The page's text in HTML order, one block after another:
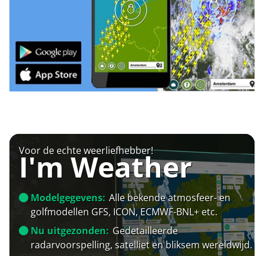
Voor de echte weerliefhebber!
I'm Weather
Modelgegevens: Alle bekende atmosfeer- en
golfmodellen GFS, ICON, ECMWF-BNL+ etc.
Nu uitgezonden: Gedetailleerde
radarvoorspelling, satelliet en bliksem wereldwijd.